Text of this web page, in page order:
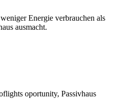
Energie verbrauchen als
ausmacht.
oportunity, Passivhaus